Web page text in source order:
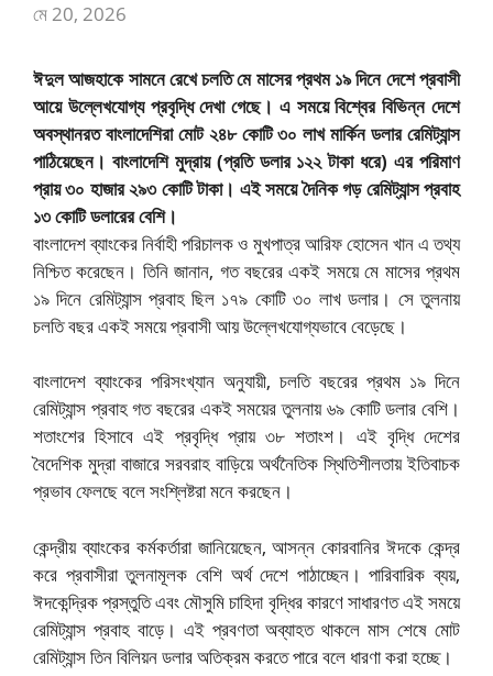
মে 20, 2026
ঈদুল আজহাকে সামনে রেখে চলতি মে মাসের প্রথম ১৯ দিনে দেশে প্রবাসী
আয়ে উল্লেখযোগ্য প্রবৃদ্ধি দেখা গেছে। এ সময়ে বিশ্বের বিভিন্ন দেশে
অবস্থানরত বাংলাদেশিরা মোট ২৪৮ কোটি ৩০ লাখ মার্কিন ডলার রেমিট্যান্স
পাঠিয়েছেন। বাংলাদেশি মুদ্রায় (প্রতি ডলার ১২২ টাকা ধরে) এর পরিমাণ
প্রায় ৩০ হাজার ২৯৩ কোটি টাকা। এই সময়ে দৈনিক গড় রেমিট্যান্স প্রবাহ
১৩ কোটি ডলারের বেশি।
বাংলাদেশ ব্যাংকের নির্বাহী পরিচালক ও মুখপাত্র আরিফ হোসেন খান এ তথ্য
নিশ্চিত করেছেন। তিনি জানান, গত বছরের একই সময়ে মে মাসের প্রথম
১৯ দিনে রেমিট্যান্স প্রবাহ ছিল ১৭৯ কোটি ৩০ লাখ ডলার। সে তুলনায়
চলতি বছর একই সময়ে প্রবাসী আয় উল্লেখযোগ্যভাবে বেড়েছে।
বাংলাদেশ ব্যাংকের পরিসংখ্যান অনুযায়ী, চলতি বছরের প্রথম ১৯ দিনে
রেমিট্যান্স প্রবাহ গত বছরের একই সময়ের তুলনায় ৬৯ কোটি ডলার বেশি।
শতাংশের হিসাবে এই প্রবৃদ্ধি প্রায় ৩৮ শতাংশ। এই বৃদ্ধি দেশের
বৈদেশিক মুদ্রা বাজারে সরবরাহ বাড়িয়ে অর্থনৈতিক স্থিতিশীলতায় ইতিবাচক
প্রভাব ফেলছে বলে সংশ্লিষ্টরা মনে করছেন।
কেন্দ্রীয় ব্যাংকের কর্মকর্তারা জানিয়েছেন, আসন্ন কোরবানির ঈদকে কেন্দ্র
করে প্রবাসীরা তুলনামূলক বেশি অর্থ দেশে পাঠাচ্ছেন। পারিবারিক ব্যয়,
ঈদকেন্দ্রিক প্রস্তুতি এবং মৌসুমি চাহিদা বৃদ্ধির কারণে সাধারণত এই সময়ে
রেমিট্যান্স প্রবাহ বাড়ে। এই প্রবণতা অব্যাহত থাকলে মাস শেষে মোট
রেমিট্যান্স তিন বিলিয়ন ডলার অতিক্রম করতে পারে বলে ধারণা করা হচ্ছে।